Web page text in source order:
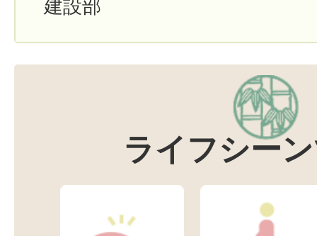
建設部
ライフシー